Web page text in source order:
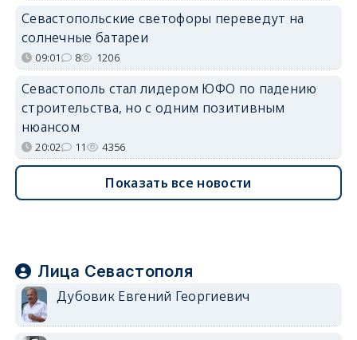
Севастопольские светофоры переведут на
солнечные батареи
09:01 8 1206
Севастополь стал лидером ЮФО по падению
строительства, но с одним позитивным
нюансом
20:02 11 4356
Показать все новости
Лица Севастополя
Дубовик Евгений Георгиевич